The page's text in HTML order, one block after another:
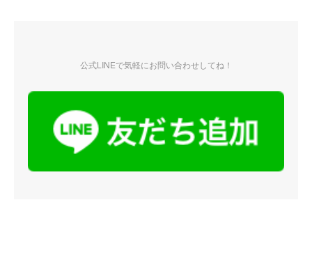
公式LINEで気軽にお問い合わせしてね！